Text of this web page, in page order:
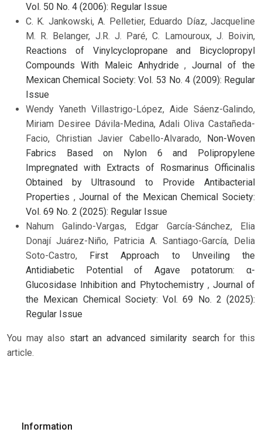
Vol. 50 No. 4 (2006): Regular Issue
C. K. Jankowski, A. Pelletier, Eduardo Díaz, Jacqueline
M. R. Belanger, J.R. J. Paré, C. Lamouroux, J. Boivin,
Reactions of Vinylcyclopropane and Bicyclopropyl
Compounds With Maleic Anhydride,Journal of the
Mexican Chemical Society: Vol. 53 No. 4 (2009): Regular
Issue
Wendy Yaneth Villastrigo-López, Aide Sáenz-Galindo,
Miriam Desiree Dávila-Medina, Adali Oliva Castañeda-
Facio, Christian Javier Cabello-Alvarado, Non-Woven
Fabrics Based on Nylon 6 and Polipropylene
Impregnated with Extracts of Rosmarinus Officinalis
Obtained by Ultrasound to Provide Antibacterial
Properties ,Journal of the Mexican Chemical Society:
Vol. 69 No. 2 (2025): Regular Issue
Nahum Galindo-Vargas, Edgar García-Sánchez, Elia
Donají Juárez-Niño, Patricia A. Santiago-García, Delia
Soto-Castro, First Approach to Unveiling the
Antidiabetic Potential of Agave potatorum: α-
Glucosidase Inhibition and Phytochemistry , Journal of
the Mexican Chemical Society: Vol. 69 No. 2 (2025):
Regular Issue
You may also start an advanced similarity searchfor this
article.
Information